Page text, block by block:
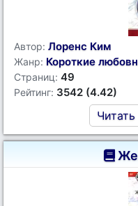
Автор: Лоренс Ким
Жанр: Короткие
Страниц: 49
Рейтинг: 3542 (4.42)
Читать